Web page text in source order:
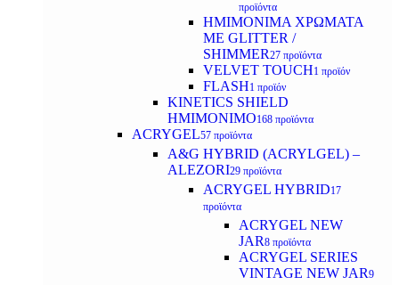
προϊόντα
ΗΜΙΜΟΝΙΜA ΧΡΩΜΑΤΑ
ΜΕ GLITTER /
SHIMMER27 προϊόντα
VELVET TOUCH1 προϊόν
FLASH1 προϊόν
KINETICS SHIELD
ΗΜΙΜΟΝΙΜΟ168 προϊόντα
ACRYGEL57 προϊόντα
A&G HYBRID (ACRYLGEL) –
ALEZORI29 προϊόντα
ACRYGEL HYBRID17
προϊόντα
ACRYGEL NEW
JAR8 προϊόντα
ACRYGEL SERIES
VINTAGE NEW JAR9